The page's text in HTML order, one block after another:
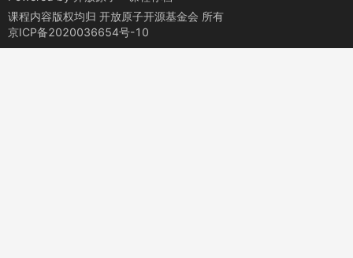
课程内容版权均归 开放原子开源基金会 所有
京ICP备2020036654号-10